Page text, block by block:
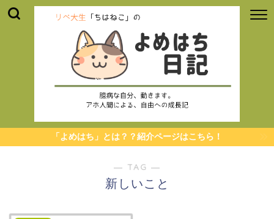
「よめはち」とは？？紹介ページはこちら！
― TAG ―
新しいこと